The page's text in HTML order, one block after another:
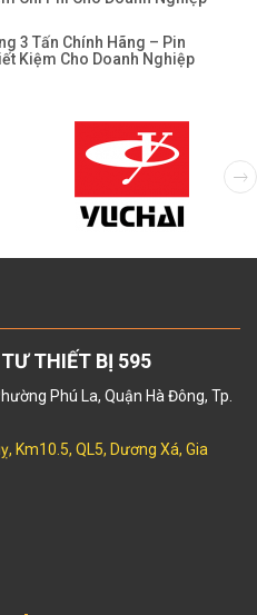
3 Tấn Chính Hãng – Pin
Kiệm Cho Doanh Nghiệp
THIẾT BỊ 595
Phú La, Quận Hà Đông, Tp.
Km10.5, QL5, Dương Xá, Gia